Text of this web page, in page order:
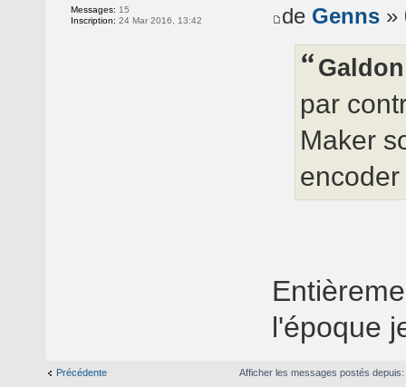
Messages: 15
Inscription: 24 Mar 2016, 13:42 de Genns »
par
Maker
l'époque
Précédente Afficher les messages postés depuis: